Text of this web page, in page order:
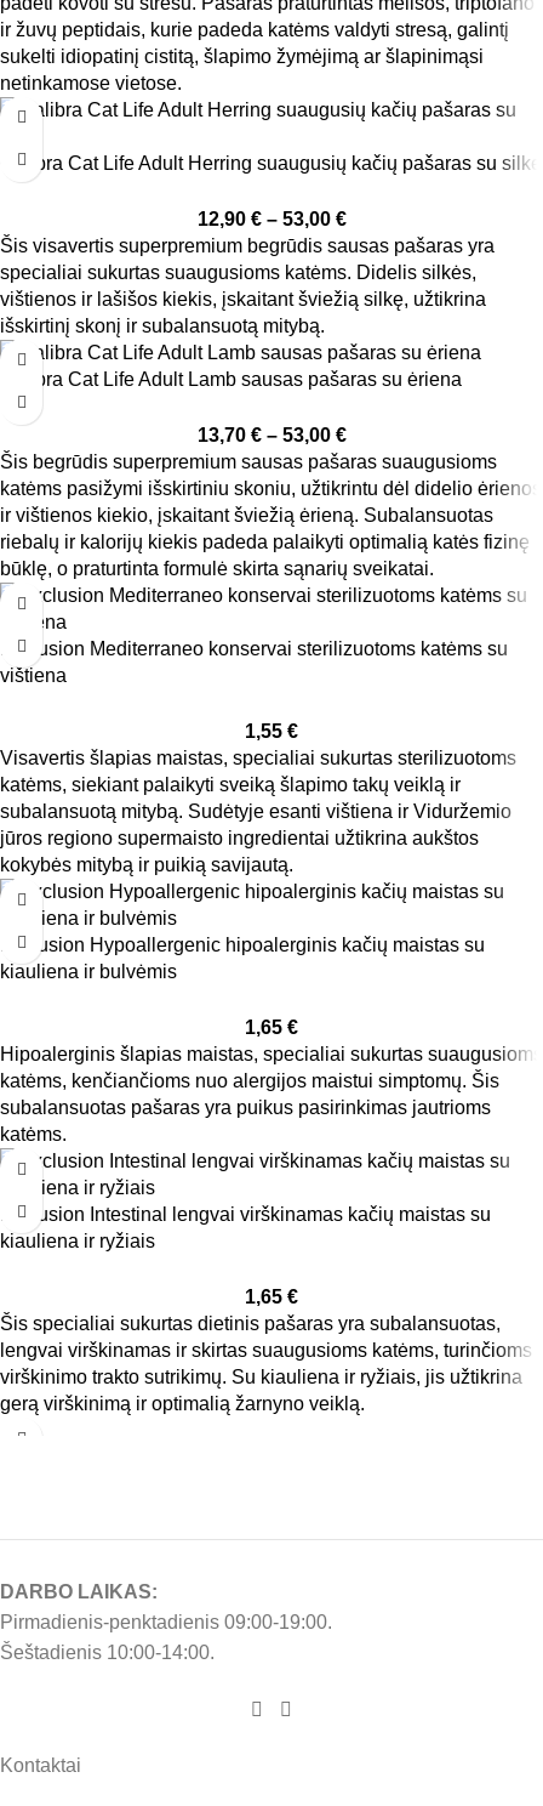
ir žuvų peptidais, kurie padeda katėms valdyti stresą, galintį
sukelti idiopatinį cistitą, šlapimo žymėjimą ar šlapinimąsi
netinkamose vietose.
Calibra Cat Life Adult Herring suaugusių kačių pašaras su silke
12,90 € – 53,00 €
Šis visavertis superpremium begrūdis sausas pašaras yra
specialiai sukurtas suaugusioms katėms. Didelis silkės,
vištienos ir lašišos kiekis, įskaitant šviežią silkę, užtikrina
išskirtinį skonį ir subalansuotą mitybą.
Calibra Cat Life Adult Lamb sausas pašaras su ėriena
13,70 € – 53,00 €
Šis begrūdis superpremium sausas pašaras suaugusioms
katėms pasižymi išskirtiniu skoniu, užtikrintu dėl didelio ėrienos
ir vištienos kiekio, įskaitant šviežią ėrieną. Subalansuotas
riebalų ir kalorijų kiekis padeda palaikyti optimalią katės fizinę
būklę, o praturtinta formulė skirta sąnarių sveikatai.
Exclusion Mediterraneo konservai sterilizuotoms katėms su
vištiena
1,55 €
Visavertis šlapias maistas, specialiai sukurtas sterilizuotoms
katėms, siekiant palaikyti sveiką šlapimo takų veiklą ir
subalansuotą mitybą. Sudėtyje esanti vištiena ir Viduržemio
jūros regiono supermaisto ingredientai užtikrina aukštos
kokybės mitybą ir puikią savijautą.
Exclusion Hypoallergenic hipoalerginis kačių maistas su
kiauliena ir bulvėmis
1,65 €
Hipoalerginis šlapias maistas, specialiai sukurtas suaugusioms
katėms, kenčiančioms nuo alergijos maistui simptomų. Šis
subalansuotas pašaras yra puikus pasirinkimas jautrioms
katėms.
Exclusion Intestinal lengvai virškinamas kačių maistas su
kiauliena ir ryžiais
1,65 €
Šis specialiai sukurtas dietinis pašaras yra subalansuotas,
lengvai virškinamas ir skirtas suaugusioms katėms, turinčioms
virškinimo trakto sutrikimų. Su kiauliena ir ryžiais, jis užtikrina
gerą virškinimą ir optimalią žarnyno veiklą.
DARBO LAIKAS:
Pirmadienis-penktadienis 09:00-19:00.
Šeštadienis 10:00-14:00.
Kontaktai